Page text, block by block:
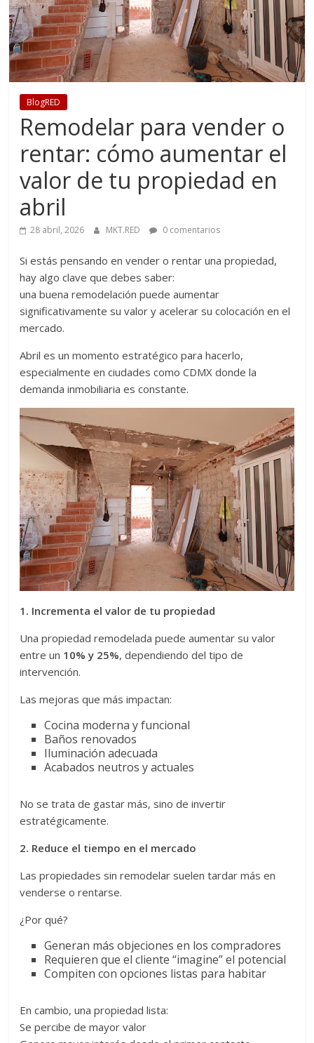
BlogRED
Remodelar para vender o
rentar: cómo aumentar el
valor de tu propiedad en
abril
28 abril, 2026 MKT.RED 0 comentarios
Si estás pensando en vender o rentar una propiedad,
hay algo clave que debes saber:
una buena remodelación puede aumentar
significativamente su valor y acelerar su colocación en el
mercado.
Abril es un momento estratégico para hacerlo,
especialmente en ciudades como CDMX donde la
demanda inmobiliaria es constante.
1. Incrementa el valor de tu propiedad
Una propiedad remodelada puede aumentar su valor
entre un 10% y 25%, dependiendo del tipo de
intervención.
Las mejoras que más impactan:
Cocina moderna y funcional
Baños renovados
Iluminación adecuada
Acabados neutros y actuales
No se trata de gastar más, sino de invertir
estratégicamente.
2. Reduce el tiempo en el mercado
Las propiedades sin remodelar suelen tardar más en
venderse o rentarse.
¿Por qué?
Generan más objeciones en los compradores
Requieren que el cliente “imagine” el potencial
Compiten con opciones listas para habitar
En cambio, una propiedad lista:
Se percibe de mayor valor